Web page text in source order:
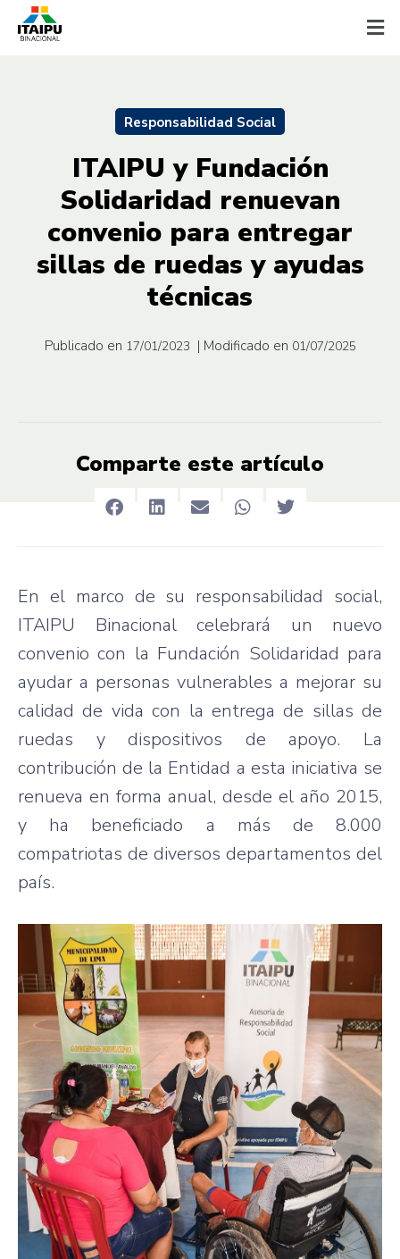
Responsabilidad Social
ITAIPU y Fundación
Solidaridad renuevan
convenio para entregar
sillas de ruedas y ayudas
técnicas
Publicado en 17/01/2023 | Modificado en 01/07/2025
Comparte este artículo
En el marco de su responsabilidad social,
ITAIPU Binacional celebrará un nuevo
convenio con la Fundación Solidaridad para
ayudar a personas vulnerables a mejorar su
calidad de vida con la entrega de sillas de
ruedas y dispositivos de apoyo. La
contribución de la Entidad a esta iniciativa se
renueva en forma anual, desde el año 2015,
y ha beneficiado a más de 8.000
compatriotas de diversos departamentos del
país.